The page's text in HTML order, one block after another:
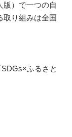
版）で一つの自
取り組みは全国
ふるさと